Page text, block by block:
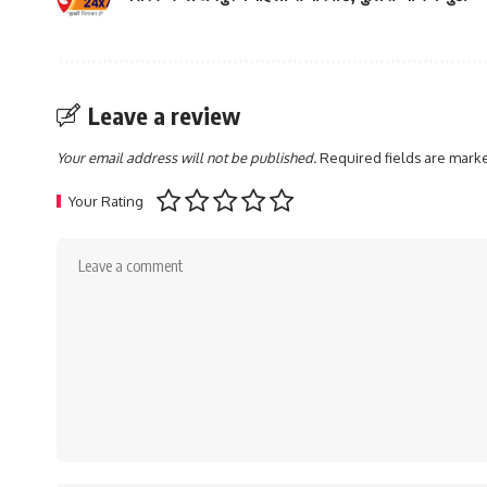
Leave a review
Your email address will not be published.Required fields are
Your Rating